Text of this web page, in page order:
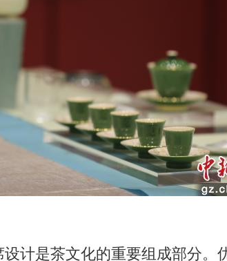
计是茶文化的重要组成部分。